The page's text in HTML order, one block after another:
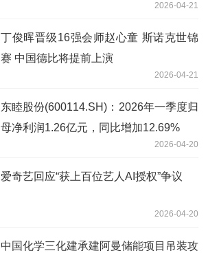
2026-04-21
丁俊晖晋级16强会师赵心童 斯诺克世锦
赛 中国德比将提前上演
2026-04-21
东睦股份(600114.SH)：2026年一季度归
母净利润1.26亿元，同比增加12.69%
2026-04-20
爱奇艺回应“获上百位艺人AI授权”争议
2026-04-20
中国化学三化建承建阿曼储能项目吊装攻